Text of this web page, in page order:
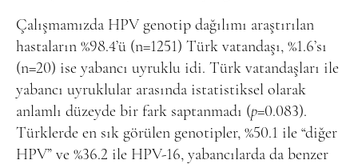
Çalışmamızda HPV genotip dağılımı araştırılan
hastaların %98.4’ü (n=1251) Türk vatandaşı, %1.6’sı
(n=20) ise yabancı uyruklu idi. Türk vatandaşları ile
yabancı uyruklular arasında istatistiksel olarak
anlamlı düzeyde bir fark saptanmadı (p=0.083).
Türklerde en sık görülen genotipler, %50.1 ile “diğer
HPV” ve %36.2 ile HPV-16, yabancılarda da benzer